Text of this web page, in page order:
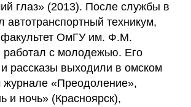
глаз» (2013). После службы в
автотранспортный техникум,
факультет ОмГУ им. Ф.М.
работал с молодежью. Его
рассказы выходили в омском
журнале «Преодоление»,
и ночь» (Красноярск),